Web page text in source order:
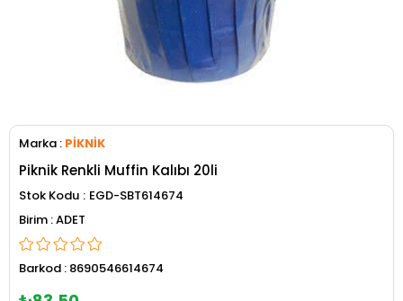
Marka : PİKNİK
Piknik Renkli Muffin Kalıbı 20li
Stok Kodu
EGD-SBT614674
ADET
Barkod : 8690546614674